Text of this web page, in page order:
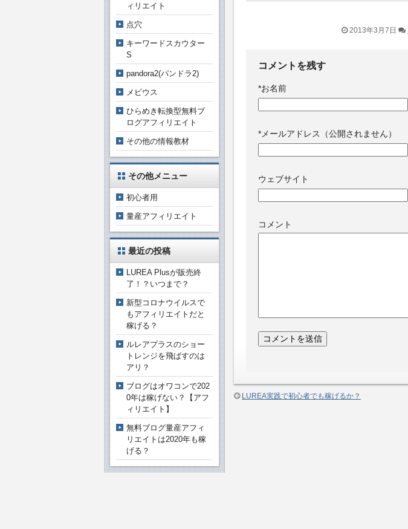
2013年3月7日
コメントを残す
*お名前
* メールアドレス（公開されません）
ウェブサイト
コメント
LUREA実践で初心者でも稼げるか？
ィリエイト
点穴
キーワードスカウター
S
pandora2(パンドラ2)
メビウス
ひらめき転換型無料ブ
ログアフィリエイト
その他の情報教材
その他メニュー
初心者用
量産アフィリエイト
最近の投稿
LUREA Plusが販売終
了！？いつまで？
新型コロナウイルスで
もアフィリエイトだと
稼げる？
ルレアプラスのショー
トレンジを飛ばすのは
アリ？
ブログはオワコンで202
0年は稼げない？【アフ
ィリエイト】
無料ブログ量産アフィ
リエイトは2020年も稼
げる？